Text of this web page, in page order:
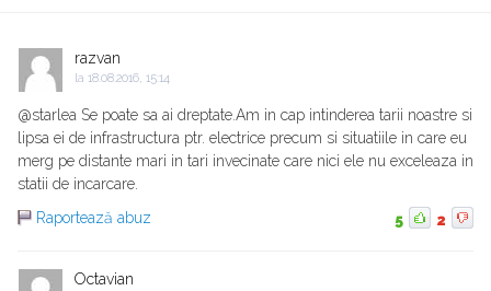
razvan
la 18.08.2016, 15:14
@starlea Se poate sa ai dreptate.Am in cap intinderea tarii noastre si
lipsa ei de infrastructura ptr. electrice precum si situatiile in care eu
merg pe distante mari in tari invecinate care nici ele nu exceleaza in
statii de incarcare.
Raportează abuz
5 2
Octavian